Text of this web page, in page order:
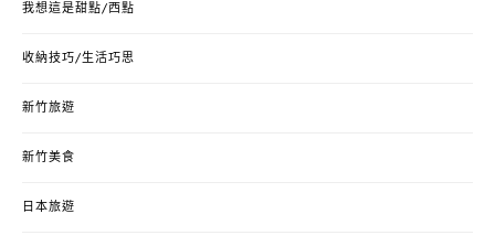
我想這是甜點/西點
收納技巧/生活巧思
新竹旅遊
新竹美食
日本旅遊